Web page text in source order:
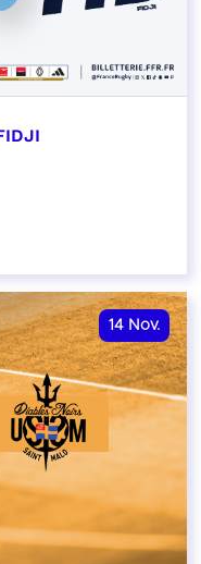
14 Nov.